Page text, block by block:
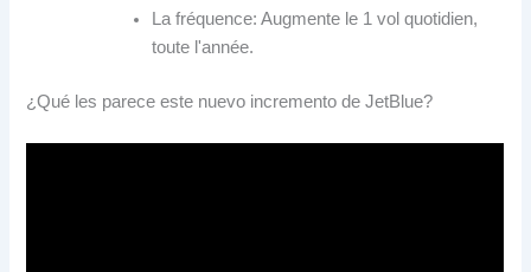
La fréquence: Augmente le 1 vol quotidien,
toute l'année.
¿Qué les parece este nuevo incremento de JetBlue?